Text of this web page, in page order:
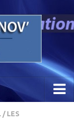
/ LES